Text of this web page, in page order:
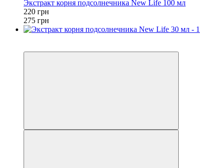
Экстракт корня подсолнечника New Life 100 мл
220 грн
275 грн